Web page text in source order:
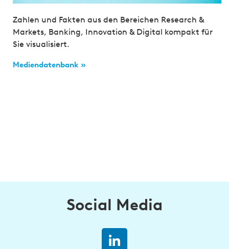
Zahlen und Fakten aus den Bereichen Research &
Markets, Banking, Innovation & Digital kompakt für
Sie visualisiert.
Mediendatenbank »
Social Media